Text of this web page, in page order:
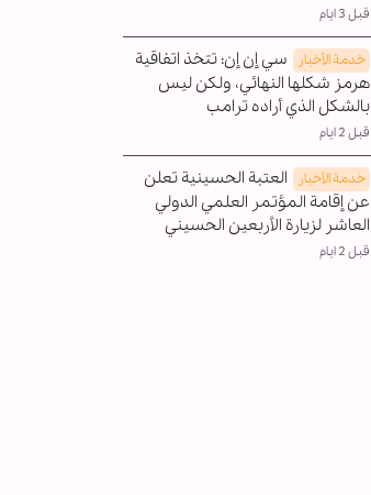
قبل 3 ايام
خدمة الأخبار
سي إن إن: تتخذ اتفاقية
هرمز شكلها النهائي، ولكن ليس
بالشكل الذي أراده ترامب
قبل 2 ايام
خدمة الأخبار
العتبة الحسينية تعلن
عن إقامة المؤتمر العلمي الدولي
العاشر لزيارة الأربعين الحسيني
قبل 2 ايام